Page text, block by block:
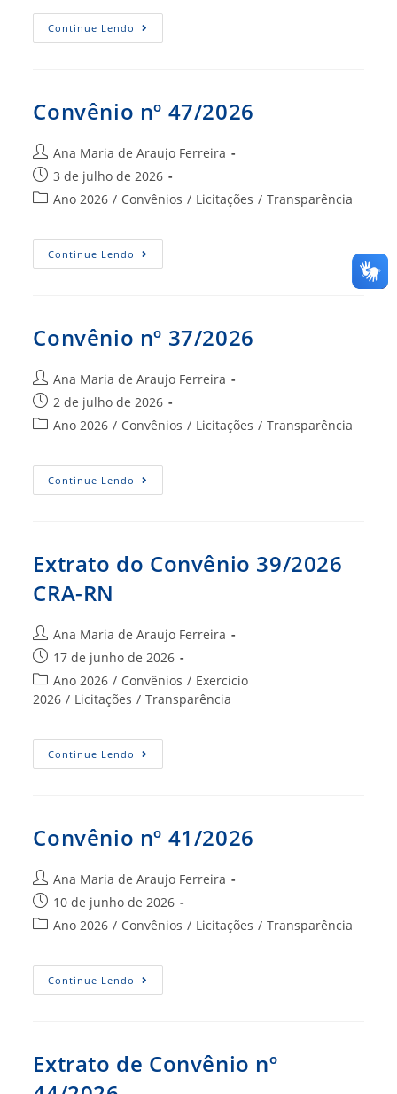
post:
Continue Lendo Convênio
Nº
Convênio nº 47/2026
Autor
do
post:
Ana Maria de Araujo Ferreira
Post
publicado:
3 de julho de 2026
Categoria
post:
Ano 2026 / Convênios / Licitações / Transparência
Continue Lendo Convênio
Nº
Convênio nº 37/2026
Autor
do
post:
Ana Maria de Araujo Ferreira
Post
publicado:
2 de julho de 2026
Categoria
post:
Ano 2026 / Convênios / Licitações / Transparência
Continue Lendo Convênio
Nº
Extrato do Convênio 39/2026
CRA-RN
Autor
do
post:
Ana Maria de Araujo Ferreira
Post
publicado:
17 de junho de 2026
Categoria
do
Ano 2026 / Convênios / Exercício
2026 / Licitações / Transparência
Continue Lendo Extrato
Do
Convênio nº 41/2026
Autor
do
post:
Ana Maria de Araujo Ferreira
Post
publicado:
10 de junho de 2026
Categoria
post:
Ano 2026 / Convênios / Licitações / Transparência
Continue Lendo Convênio
Nº
Extrato de Convênio nº